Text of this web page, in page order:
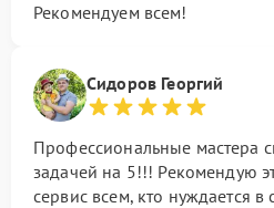
Рекомендуем всем!
Сидоров Георгий
Профессиональные мастера
задачей на 5!!! Рекомендую
сервис всем, кто нуждается